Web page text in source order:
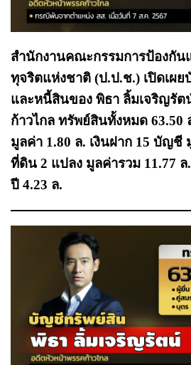
สำนักงานคณะกรรมการป้องกัน
ทุจริตแห่งชาติ (ป.ป.ช.) เปิดเผ
และหนี้สินของ พิธา ลิ้มเจริญรั
ก้าวไกล ทรัพย์สินทั้งหมด 63.50
มูลค่า 1.80 ล. เงินฝาก 15 บัญชี
ที่ดิน 2 แปลง มูลค่ารวม 11.77
ปี 4.23 ล.